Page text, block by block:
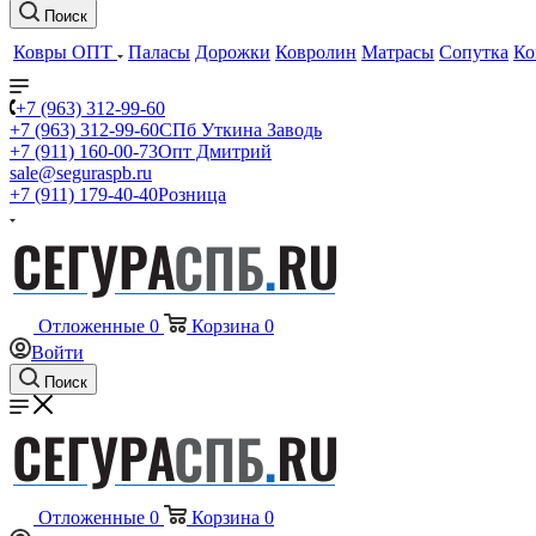
Поиск
Ковры ОПТ Паласы Дорожки Ковролин Матрасы Сопутка
+7 (963) 312-99-60
+7 (963) 312-99-60СПб Уткина Заводь
+7 (911) 160-00-73Опт Дмитрий
sale@seguraspb.ru
+7 (911) 179-40-40Розница
Отложенные 0 Корзина 0
Войти
Поиск
Отложенные 0 Корзина 0